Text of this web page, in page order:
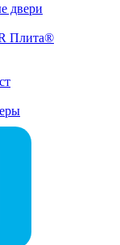
двери
Плита®